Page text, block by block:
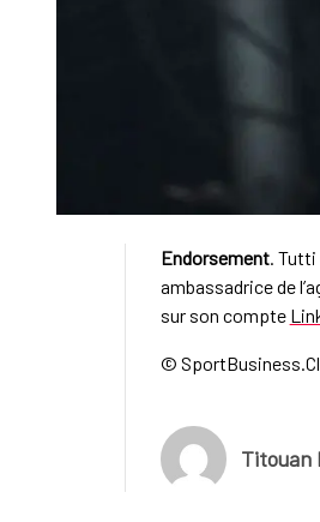
Endorsement. Tutti
ambassadrice de
sur son compte
©
Titouan